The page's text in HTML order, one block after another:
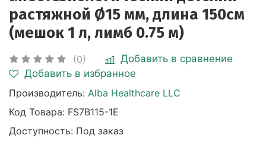
растяжной Ø15 мм, длина 150см
(мешок 1 л, лимб 0.75 м)
(0)
Добавить в сравнение
Добавить в избранное
Производитель: Alba Healthcare LLC
Код Товара: FS7B115-1E
Доступность: Под заказ